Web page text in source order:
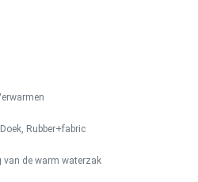
Rubber+fabric
van de warm waterzak